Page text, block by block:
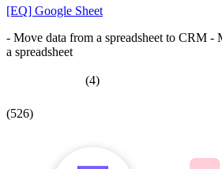
[EQ] Google Sheet
- Move data from a spreadsheet to CRM -
a spreadsheet
(4)
(526)